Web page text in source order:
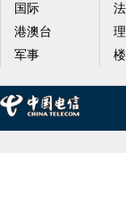
国际
港澳台
军事